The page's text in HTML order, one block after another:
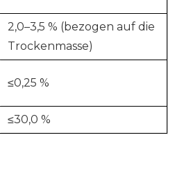
2,0–3,5 % (bezogen auf die
Trockenmasse)
≤0,25 %
≤30,0 %